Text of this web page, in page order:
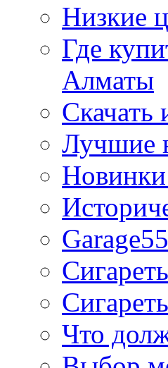
Низкие
Где
Алматы
Лучшие
Что